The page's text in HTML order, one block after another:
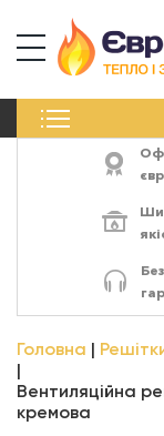
ПЕЧІ
ЕЛЕКТРОКАМІНИ
АКСЕСУАРИ
Головна
Вентиляційна
кремова